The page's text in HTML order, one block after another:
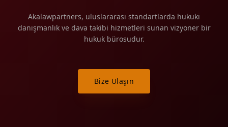
Akalawpartners, uluslararası standartlarda hukuki
danışmanlık ve dava takibi hizmetleri sunan vizyoner bir
hukuk bürosudur.
Bize Ulaşın